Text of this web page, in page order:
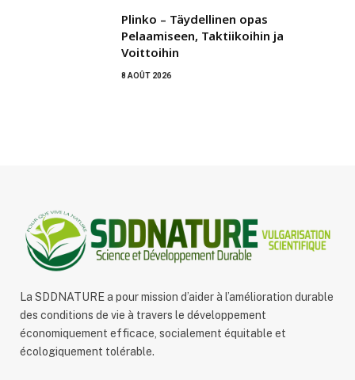
Plinko – Täydellinen opas
Pelaamiseen, Taktiikoihin ja
Voittoihin
8 AOÛT 2026
La SDDNATURE a pour mission d’aider à l’amélioration durable
des conditions de vie à travers le développement
économiquement efficace, socialement équitable et
écologiquement tolérable.